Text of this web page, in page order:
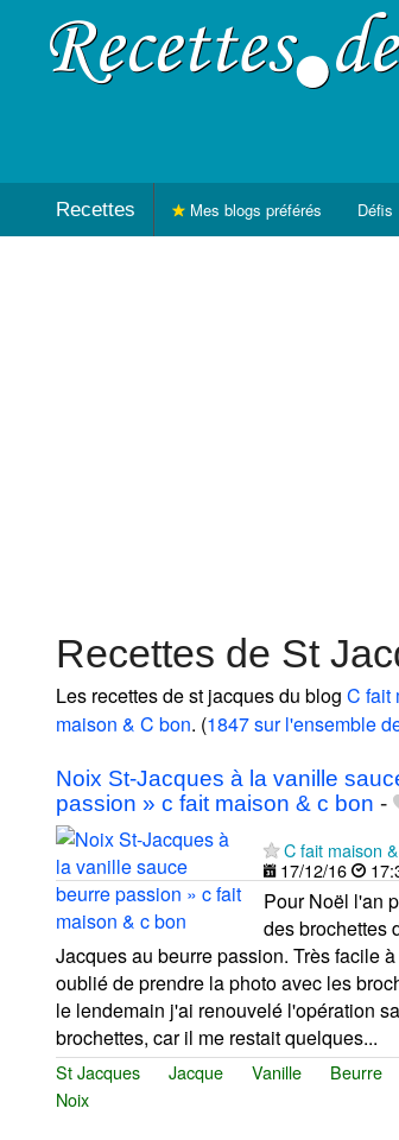
Recettes Mes blogs préférés Défis
Recettes de St
Les recettes de st jacques du blog C fait
maison & C bon. (1847 sur l'ensemble
Noix St-Jacques à la vanille
passion » c fait maison & c bon -
C fait maison
17/12/16
Pour Noël l'an
des brochettes
Jacques au beurre passion. Très facile
oublié de prendre la photo avec les
le lendemain j'ai renouvelé l'opération
brochettes, car il me restait quelques...
St Jacques Jacque Vanille Beurre
Noix